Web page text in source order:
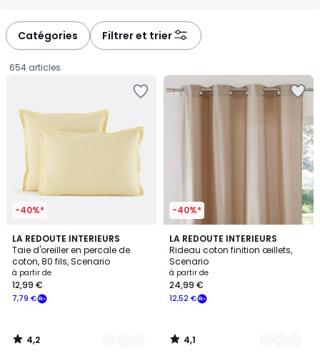
Catégories Filtrer et trier
654 articles
-40%*
LA REDOUTE INTERIEURS
Taie d'oreiller en percale de
coton, 80 fils, Scenario
Prix
à
partir
12,99
€
à partir de
7,79 €
12,99 €
4,2
/ 5
22
Couleurs
4,2
/
-40%*
LA REDOUTE INTERIEURS
Rideau coton finition œillets,
Scenario
à partir de
12,52 €
24,99 €
4,1
/ 5
10
Couleurs
4,1
/